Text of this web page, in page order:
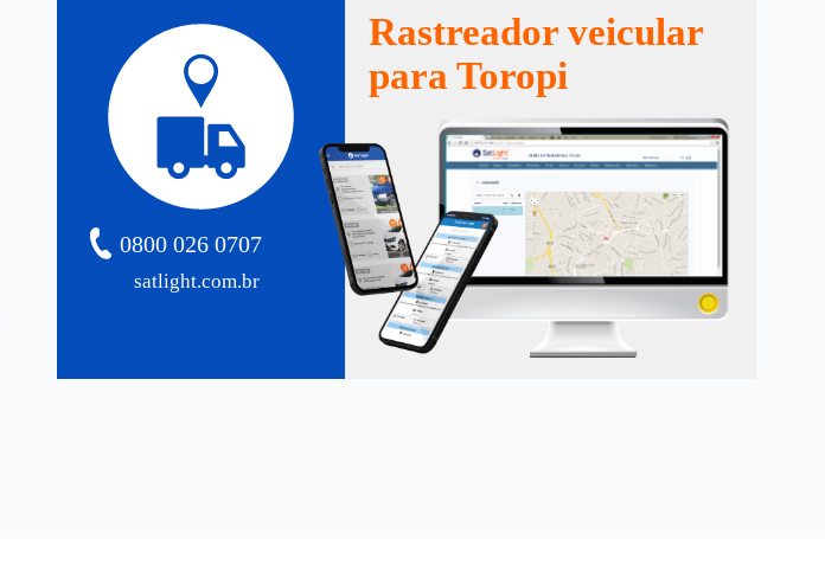
satlight.com.br
0800 026 0707
Rastreador veicular
para Toropi